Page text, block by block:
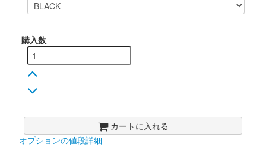
購入数
カートに入れる
オプションの値段詳細